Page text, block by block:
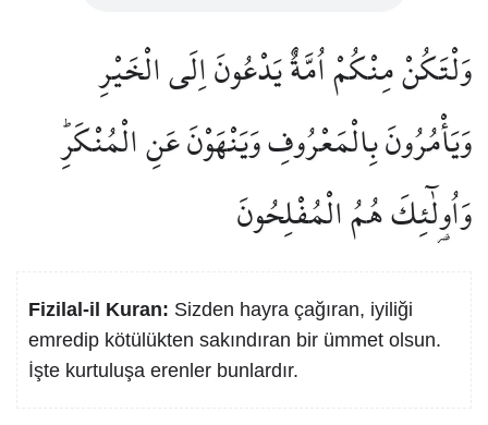
وَلْتَكُنْ مِنْكُمْ اُمَّةٌ يَدْعُونَ اِلَى الْخَيْرِ
وَيَأْمُرُونَ بِالْمَعْرُوفِ وَيَنْهَوْنَ عَنِ الْمُنْكَرِۜ
وَاُو۬لٰٓئِكَ هُمُ الْمُفْلِحُونَ
Fizilal-il Kuran: Sizden hayra çağıran, iyiliği
emredip kötülükten sakındıran bir ümmet olsun.
İşte kurtuluşa erenler bunlardır.